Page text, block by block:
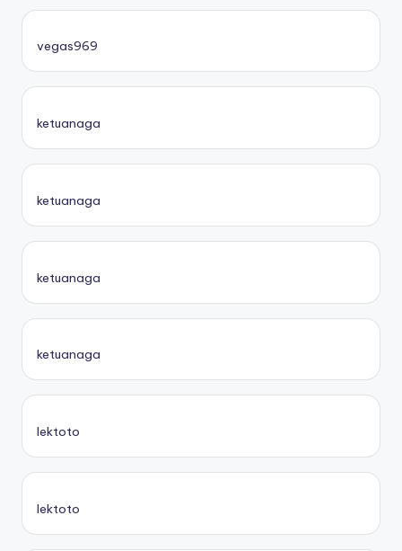
vegas969
ketuanaga
ketuanaga
ketuanaga
ketuanaga
lektoto
lektoto